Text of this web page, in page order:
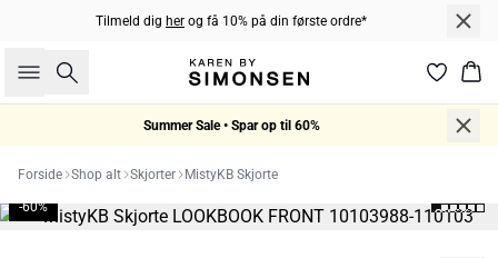
Tilmeld dig her og få 10% på din første ordre*
Søg
Summer Sale • Spar op til 60%
Forside Shop alt Skjorter MistyKB Skjorte
-60%